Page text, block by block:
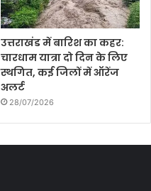
उत्तराखंड में बारिश का कहर:
चारधाम यात्रा दो दिन के लिए
स्थगित, कई जिलों में ऑरेंज
अलर्ट
28/07/2026